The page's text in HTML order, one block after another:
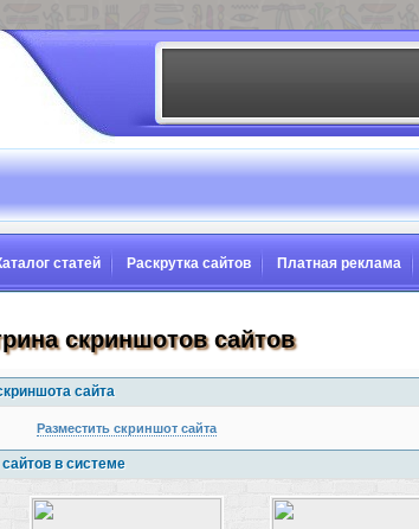
статей Раскрутка сайтов Платная реклама
скриншотов сайтов
сайта
Разместить скриншот сайта
в системе